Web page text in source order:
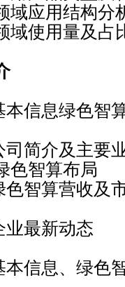
应用结构分
使用量及占
绿色智算
介及主要
智算布局
营收及市
新动态
、绿色智